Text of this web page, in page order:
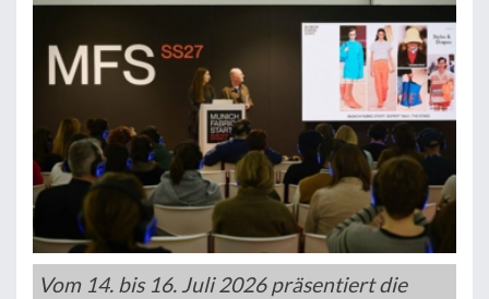
Vom 14. bis 16. Juli 2026 präsentiert die